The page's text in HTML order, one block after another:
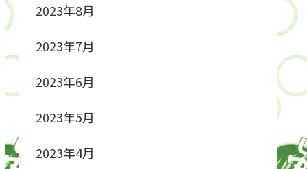
2023年8月
2023年7月
2023年6月
2023年5月
2023年4月